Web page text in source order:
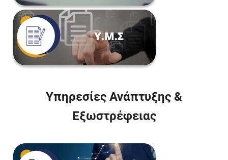
Υπηρεσίες Ανάπτυξης &
Εξωστρέφειας